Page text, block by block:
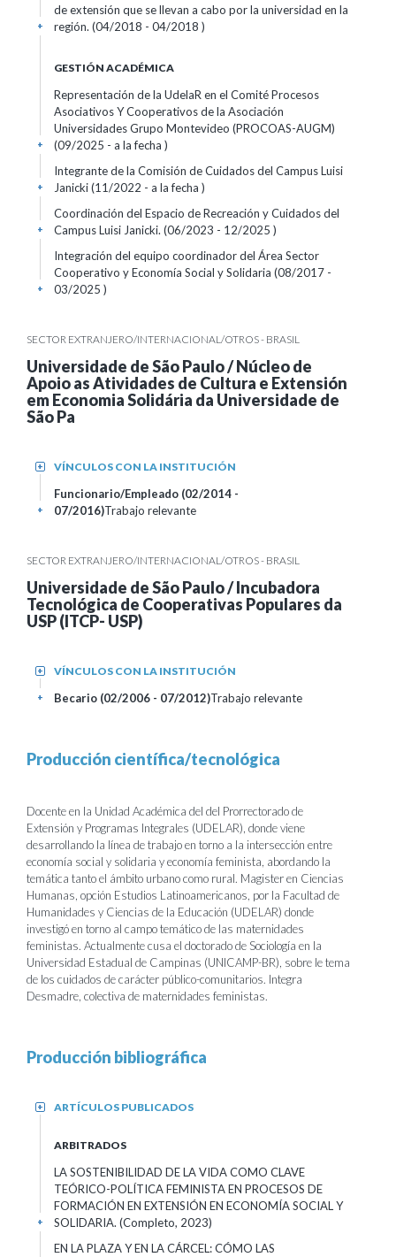
de extensión que se llevan a cabo por la universidad en la
región. (04/2018 - 04/2018 )
+
GESTIÓN ACADÉMICA
Representación de la UdelaR en el Comité Procesos
Asociativos Y Cooperativos de la Asociación
Universidades Grupo Montevideo (PROCOAS-AUGM)
(09/2025 - a la fecha )
+
Integrante de la Comisión de Cuidados del Campus Luisi
Janicki (11/2022 - a la fecha )
+
Coordinación del Espacio de Recreación y Cuidados del
Campus Luisi Janicki. (06/2023 - 12/2025 )
+
Integración del equipo coordinador del Área Sector
Cooperativo y Economía Social y Solidaria (08/2017 -
03/2025 )
+
SECTOR EXTRANJERO/INTERNACIONAL/OTROS - BRASIL
Universidade de São Paulo / Núcleo de
Apoio as Atividades de Cultura e Extensión
em Economia Solidária da Universidade de
São Pa
VÍNCULOS CON LA INSTITUCIÓN
+
Funcionario/Empleado (02/2014 -
07/2016)Trabajo relevante
+
SECTOR EXTRANJERO/INTERNACIONAL/OTROS - BRASIL
Universidade de São Paulo / Incubadora
Tecnológica de Cooperativas Populares da
USP (ITCP- USP)
VÍNCULOS CON LA INSTITUCIÓN
+
Becario (02/2006 - 07/2012)Trabajo relevante
+
Producción científica/tecnológica
Docente en la Unidad Académica del del Prorrectorado de
Extensión y Programas Integrales (UDELAR), donde viene
desarrollando la línea de trabajo en torno a la intersección entre
economía social y solidaria y economía feminista, abordando la
temática tanto el ámbito urbano como rural. Magister en Ciencias
Humanas, opción Estudios Latinoamericanos, por la Facultad de
Humanidades y Ciencias de la Educación (UDELAR) donde
investigó en torno al campo temático de las maternidades
feministas. Actualmente cusa el doctorado de Sociología en la
Universidad Estadual de Campinas (UNICAMP-BR), sobre le tema
de los cuidados de carácter público-comunitarios. Integra
Desmadre, colectiva de maternidades feministas.
Producción bibliográfica
ARTÍCULOS PUBLICADOS
+
ARBITRADOS
LA SOSTENIBILIDAD DE LA VIDA COMO CLAVE
TEÓRICO-POLÍTICA FEMINISTA EN PROCESOS DE
FORMACIÓN EN EXTENSIÓN EN ECONOMÍA SOCIAL Y
SOLIDARIA. (Completo, 2023)
+
EN LA PLAZA Y EN LA CÁRCEL: CÓMO LAS